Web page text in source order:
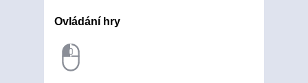
Ovládání hry